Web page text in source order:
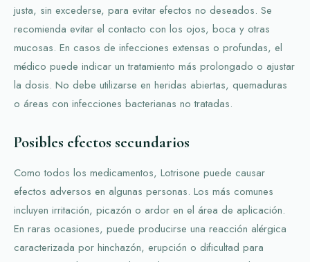
justa, sin excederse, para evitar efectos no deseados. Se
recomienda evitar el contacto con los ojos, boca y otras
mucosas. En casos de infecciones extensas o profundas, el
médico puede indicar un tratamiento más prolongado o ajustar
la dosis. No debe utilizarse en heridas abiertas, quemaduras
o áreas con infecciones bacterianas no tratadas.
Posibles efectos secundarios
Como todos los medicamentos, Lotrisone puede causar
efectos adversos en algunas personas. Los más comunes
incluyen irritación, picazón o ardor en el área de aplicación.
En raras ocasiones, puede producirse una reacción alérgica
caracterizada por hinchazón, erupción o dificultad para